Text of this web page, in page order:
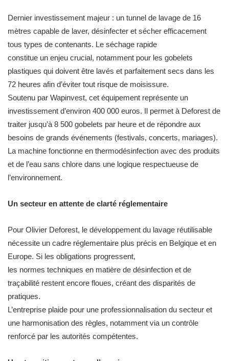
Dernier investissement majeur : un tunnel de lavage de 16
mètres capable de laver, désinfecter et sécher efficacement
tous types de contenants. Le séchage rapide
constitue un enjeu crucial, notamment pour les gobelets
plastiques qui doivent être lavés et parfaitement secs dans les
72 heures afin d’éviter tout risque de moisissure.
Soutenu par Wapinvest, cet équipement représente un
investissement d’environ 400 000 euros. Il permet à Deforest de
traiter jusqu’à 8 500 gobelets par heure et de répondre aux
besoins de grands événements (festivals, concerts, mariages).
La machine fonctionne en thermodésinfection avec des produits
et de l’eau sans chlore dans une logique respectueuse de
l’environnement.
Un secteur en attente de clarté réglementaire
Pour Olivier Deforest, le développement du lavage réutilisable
nécessite un cadre réglementaire plus précis en Belgique et en
Europe. Si les obligations progressent,
les normes techniques en matière de désinfection et de
traçabilité restent encore floues, créant des disparités de
pratiques.
L’entreprise plaide pour une professionnalisation du secteur et
une harmonisation des règles, notamment via un contrôle
renforcé par les autorités compétentes.